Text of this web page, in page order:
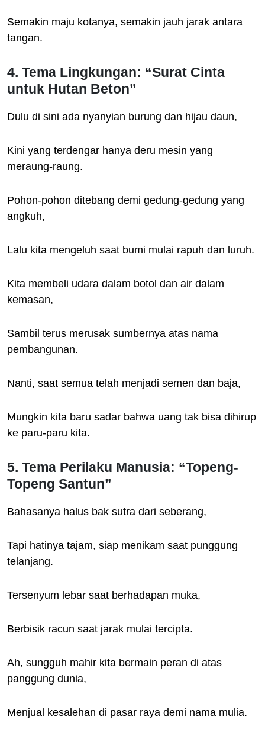
Semakin maju kotanya, semakin jauh jarak antara
tangan.
4. Tema Lingkungan: “Surat Cinta
untuk Hutan Beton”
Dulu di sini ada nyanyian burung dan hijau daun,
Kini yang terdengar hanya deru mesin yang
meraung-raung.
Pohon-pohon ditebang demi gedung-gedung yang
angkuh,
Lalu kita mengeluh saat bumi mulai rapuh dan luruh.
Kita membeli udara dalam botol dan air dalam
kemasan,
Sambil terus merusak sumbernya atas nama
pembangunan.
Nanti, saat semua telah menjadi semen dan baja,
Mungkin kita baru sadar bahwa uang tak bisa dihirup
ke paru-paru kita.
5. Tema Perilaku Manusia: “Topeng-
Topeng Santun”
Bahasanya halus bak sutra dari seberang,
Tapi hatinya tajam, siap menikam saat punggung
telanjang.
Tersenyum lebar saat berhadapan muka,
Berbisik racun saat jarak mulai tercipta.
Ah, sungguh mahir kita bermain peran di atas
panggung dunia,
Menjual kesalehan di pasar raya demi nama mulia.